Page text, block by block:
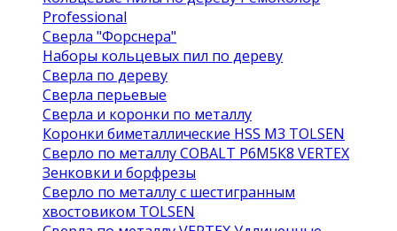
Professional
Сверла "Форснера"
Наборы кольцевых пил по дереву
Сверла по дереву
Сверла перьевые
Сверла и коронки по металлу
Коронки биметаллические HSS M3 TOLSEN
Сверло по металлу COBALT Р6М5К8 VERTEX
Зенковки и борфрезы
Сверло по металлу с шестигранным
хвостовиком TOLSEN